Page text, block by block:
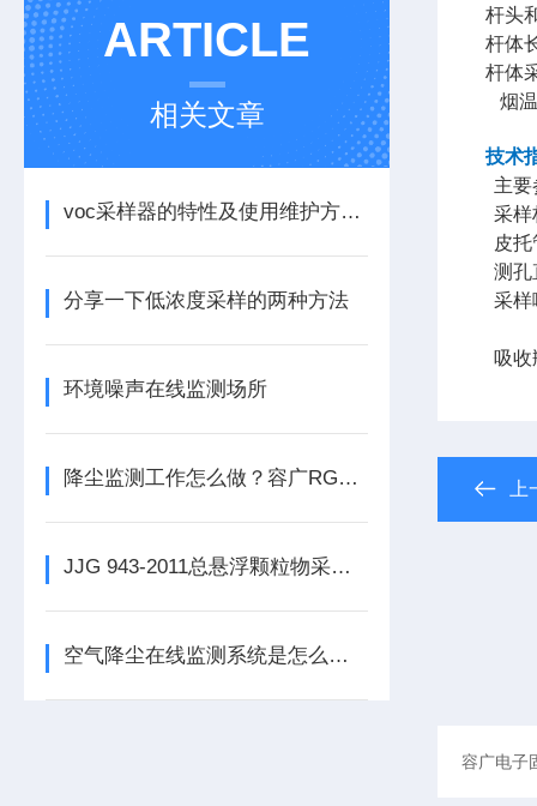
ARTICLE
相关文章
voc采样器的特性及使用维护方法看完本篇便知
分享一下低浓度采样的两种方法
环境噪声在线监测场所
降尘监测工作怎么做？容广RGAJ-3 一机解决！
JJG 943-2011总悬浮颗粒物采样器介绍
空气降尘在线监测系统是怎么工作的？
杆头
杆体
杆体
烟
技术
主要
采样
皮
测孔
采样
吸收